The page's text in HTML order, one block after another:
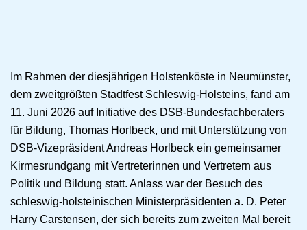
Im Rahmen der diesjährigen Holstenköste in Neumünster,
dem zweitgrößten Stadtfest Schleswig-Holsteins, fand am
11. Juni 2026 auf Initiative des DSB-Bundesfachberaters
für Bildung, Thomas Horlbeck, und mit Unterstützung von
DSB-Vizepräsident Andreas Horlbeck ein gemeinsamer
Kirmesrundgang mit Vertreterinnen und Vertretern aus
Politik und Bildung statt. Anlass war der Besuch des
schleswig-holsteinischen Ministerpräsidenten a. D. Peter
Harry Carstensen, der sich bereits zum zweiten Mal bereit